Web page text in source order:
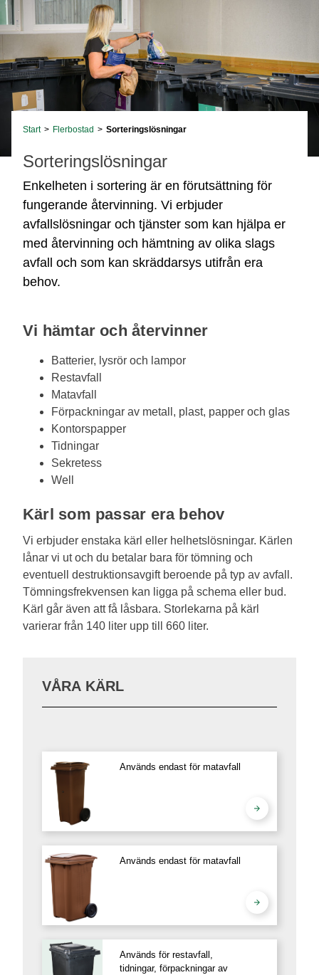
Start > Flerbostad > Sorteringslösningar
Sorteringslösningar
Enkelheten i sortering är en förutsättning för
fungerande återvinning. Vi erbjuder
avfallslösningar och tjänster som kan hjälpa er
med återvinning och hämtning av olika slags
avfall och som kan skräddarsys utifrån era
behov.
Vi hämtar och återvinner
Batterier, lysrör och lampor
Restavfall
Matavfall
Förpackningar av metall, plast, papper och glas
Kontorspapper
Tidningar
Sekretess
Well
Kärl som passar era behov
Vi erbjuder enstaka kärl eller helhetslösningar. Kärlen
lånar vi ut och du betalar bara för tömning och
eventuell destruktionsavgift beroende på typ av avfall.
Tömningsfrekvensen kan ligga på schema eller bud.
Kärl går även att få låsbara. Storlekarna på kärl
varierar från 140 liter upp till 660 liter.
VÅRA KÄRL
Används endast för matavfall
Används endast för matavfall
Används för restavfall,
tidningar, förpackningar av